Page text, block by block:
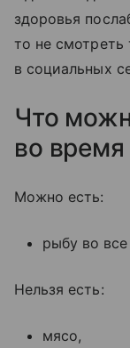
здоровья
то не смотреть
в социальных
Что
во
Можно есть:
рыбу во
Нельзя есть:
мясо,